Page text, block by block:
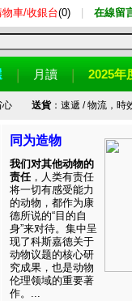
物車/收銀台(0) 在線留
月讀 2025年
心 送貨：速遞 / 物流，時
同为造物
我们对其他动物的
责任，人类有责任
将一切有感受能力
的动物，都作为康
德所说的“目的自
身”来对待。集中呈
现了科斯嘉德关于
动物议题的核心研
究成果，也是动物
伦理领域的重要著
作。...